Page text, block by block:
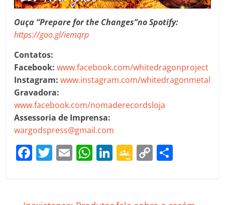
Ouça “Prepare for the Changes”no Spotify:
https://goo.gl/iemqrp
Contatos:
Facebook:www.facebook.com/whitedragonproject
Instagram:www.instagram.com/whitedragonmetal
Gravadora:
www.facebook.com/nomaderecordsloja
Assessoria de Imprensa:
wargodspress@gmail.com
F
e
T
er
E
l
W
s
Li
e
G
gl
C
y p